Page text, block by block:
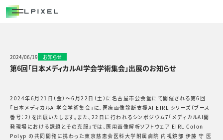
COMPANY
経営メンバー
会社概要
CAREERS
2024/06/19 お知らせ
第6回「日本メディカルAI学会学術集会」出展のお知らせ
2024年6月21日（金）〜6月22日（土）に名古屋市公会堂にて開催される第6回
「日本メディカルAI学会学術集会」に、医療画像診断支援AI EIRL シリーズ（ブース
番号：2）を出展いたします。また、22日に行われるシンポジウム7「メディカルAI開
発現場における課題とその克服」では、医用画像解析ソフトウェア EIRL Colon
Polyp の共同開発に携わった東京慈恵会医科大学附属病院 内視鏡部 伊藤 守 医